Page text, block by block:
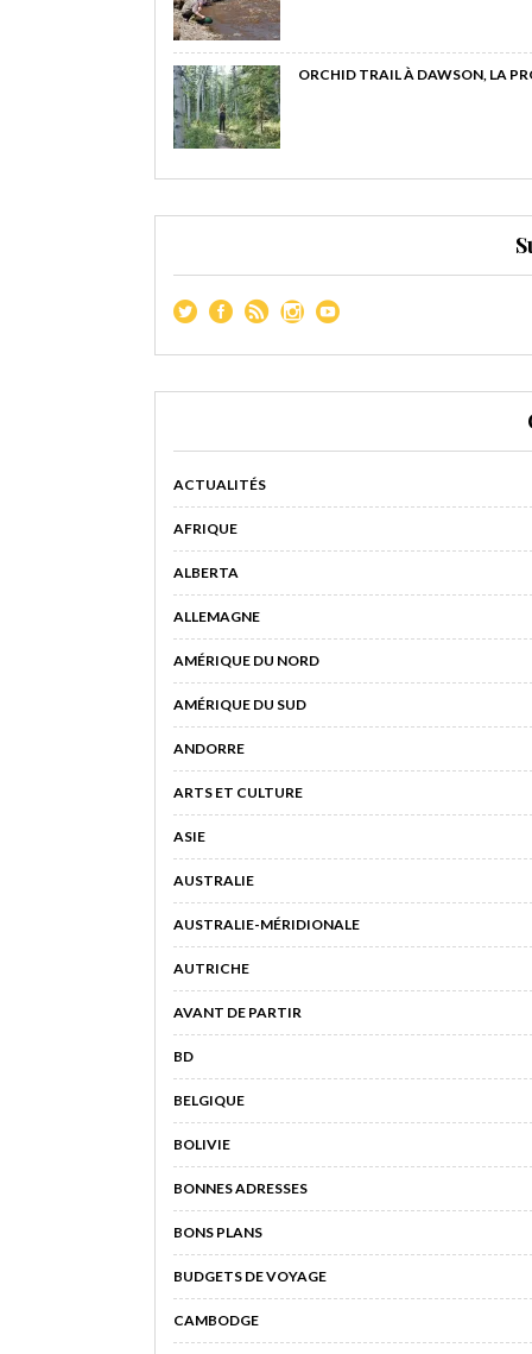
ORCHID TRAIL À DAWSON, LA
ACTUALITÉS
AFRIQUE
ALBERTA
ALLEMAGNE
AMÉRIQUE DU NORD
AMÉRIQUE DU SUD
ANDORRE
ARTS ET CULTURE
ASIE
AUSTRALIE
AUSTRALIE-MÉRIDIONALE
AUTRICHE
AVANT DE PARTIR
BD
BELGIQUE
BOLIVIE
BONNES ADRESSES
BONS PLANS
BUDGETS DE VOYAGE
CAMBODGE